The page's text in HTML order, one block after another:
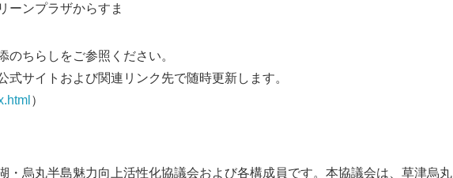
ーンプラザからすま
ちらしをご参照ください。
サイトおよび関連リンク先で随時更新します。
）
・烏丸半島魅力向上活性化協議会および各構成員です。本協議会は、草津烏丸
English